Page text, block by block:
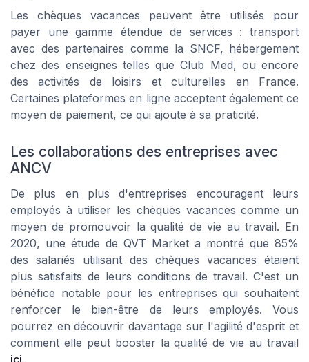
Les chèques vacances peuvent être utilisés pour
payer une gamme étendue de services : transport
avec des partenaires comme la SNCF, hébergement
chez des enseignes telles que Club Med, ou encore
des activités de loisirs et culturelles en France.
Certaines plateformes en ligne acceptent également ce
moyen de paiement, ce qui ajoute à sa praticité.
Les collaborations des entreprises avec
ANCV
De plus en plus d'entreprises encouragent leurs
employés à utiliser les chèques vacances comme un
moyen de promouvoir la qualité de vie au travail. En
2020, une étude de QVT Market a montré que 85%
des salariés utilisant des chèques vacances étaient
plus satisfaits de leurs conditions de travail. C'est un
bénéfice notable pour les entreprises qui souhaitent
renforcer le bien-être de leurs employés. Vous
pourrez en découvrir davantage sur l'agilité d'esprit et
comment elle peut booster la qualité de vie au travail
ici.